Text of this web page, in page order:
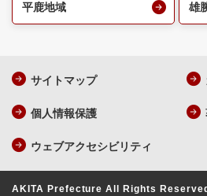
平鹿地域 雄
サイトマップ
個人情報保護
ウェブアクセシビリティ
AKITA Prefecture All Rights